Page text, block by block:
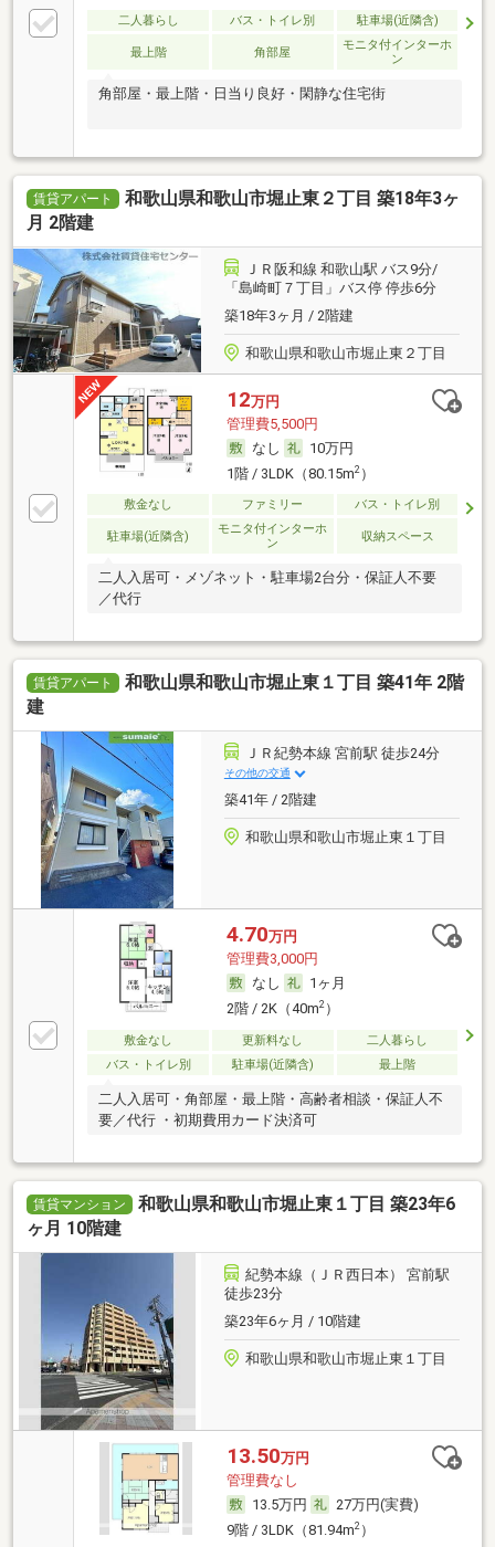
二人暮らし バス・トイレ別 駐車場(近隣含)
最上階 角部屋
モニタ付インターホ
ン
角部屋・最上階・日当り良好・閑静な住宅街
賃貸アパート
和歌山県和歌山市堀止東２丁目 築18年3ヶ
月 2階建
ＪＲ阪和線 和歌山駅 バス9分/
「島崎町７丁目」バス停 停歩6分
築18年3ヶ月 / 2階建
和歌山県和歌山市堀止東２丁目
12万円
管理費5,500円
なし
10万円
1階 / 3LDK（80.15m2）
敷金なし ファミリー バス・トイレ別
駐車場(近隣含)
モニタ付インターホ
ン
収納スペース
二人入居可・メゾネット・駐車場2台分・保証人不要
／代行
賃貸アパート
和歌山県和歌山市堀止東１丁目 築41年 2階
建
ＪＲ紀勢本線 宮前駅 徒歩24分
その他の交通
築41年 / 2階建
和歌山県和歌山市堀止東１丁目
4.70万円
管理費3,000円
なし
1ヶ月
2階 / 2K（40m2）
敷金なし 更新料なし
二人暮らし
バス・トイレ別
駐車場(近隣含) 最上階
二人入居可・角部屋・最上階・高齢者相談・保証人不
要／代行 ・初期費用カード決済可
賃貸マンション
和歌山県和歌山市堀止東１丁目 築23年6
ヶ月 10階建
紀勢本線（ＪＲ西日本） 宮前駅
徒歩23分
築23年6ヶ月 / 10階建
和歌山県和歌山市堀止東１丁目
13.50万円
管理費なし
13.5万円
27万円(実費)
9階 / 3LDK（81.94m2）